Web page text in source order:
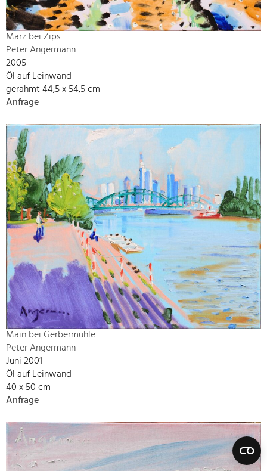
März bei Zips
Peter Angermann
2005
Öl auf Leinwand
gerahmt 44,5 x 54,5 cm
Anfrage
Main bei Gerbermühle
Peter Angermann
Juni 2001
Öl auf Leinwand
40 x 50 cm
Anfrage